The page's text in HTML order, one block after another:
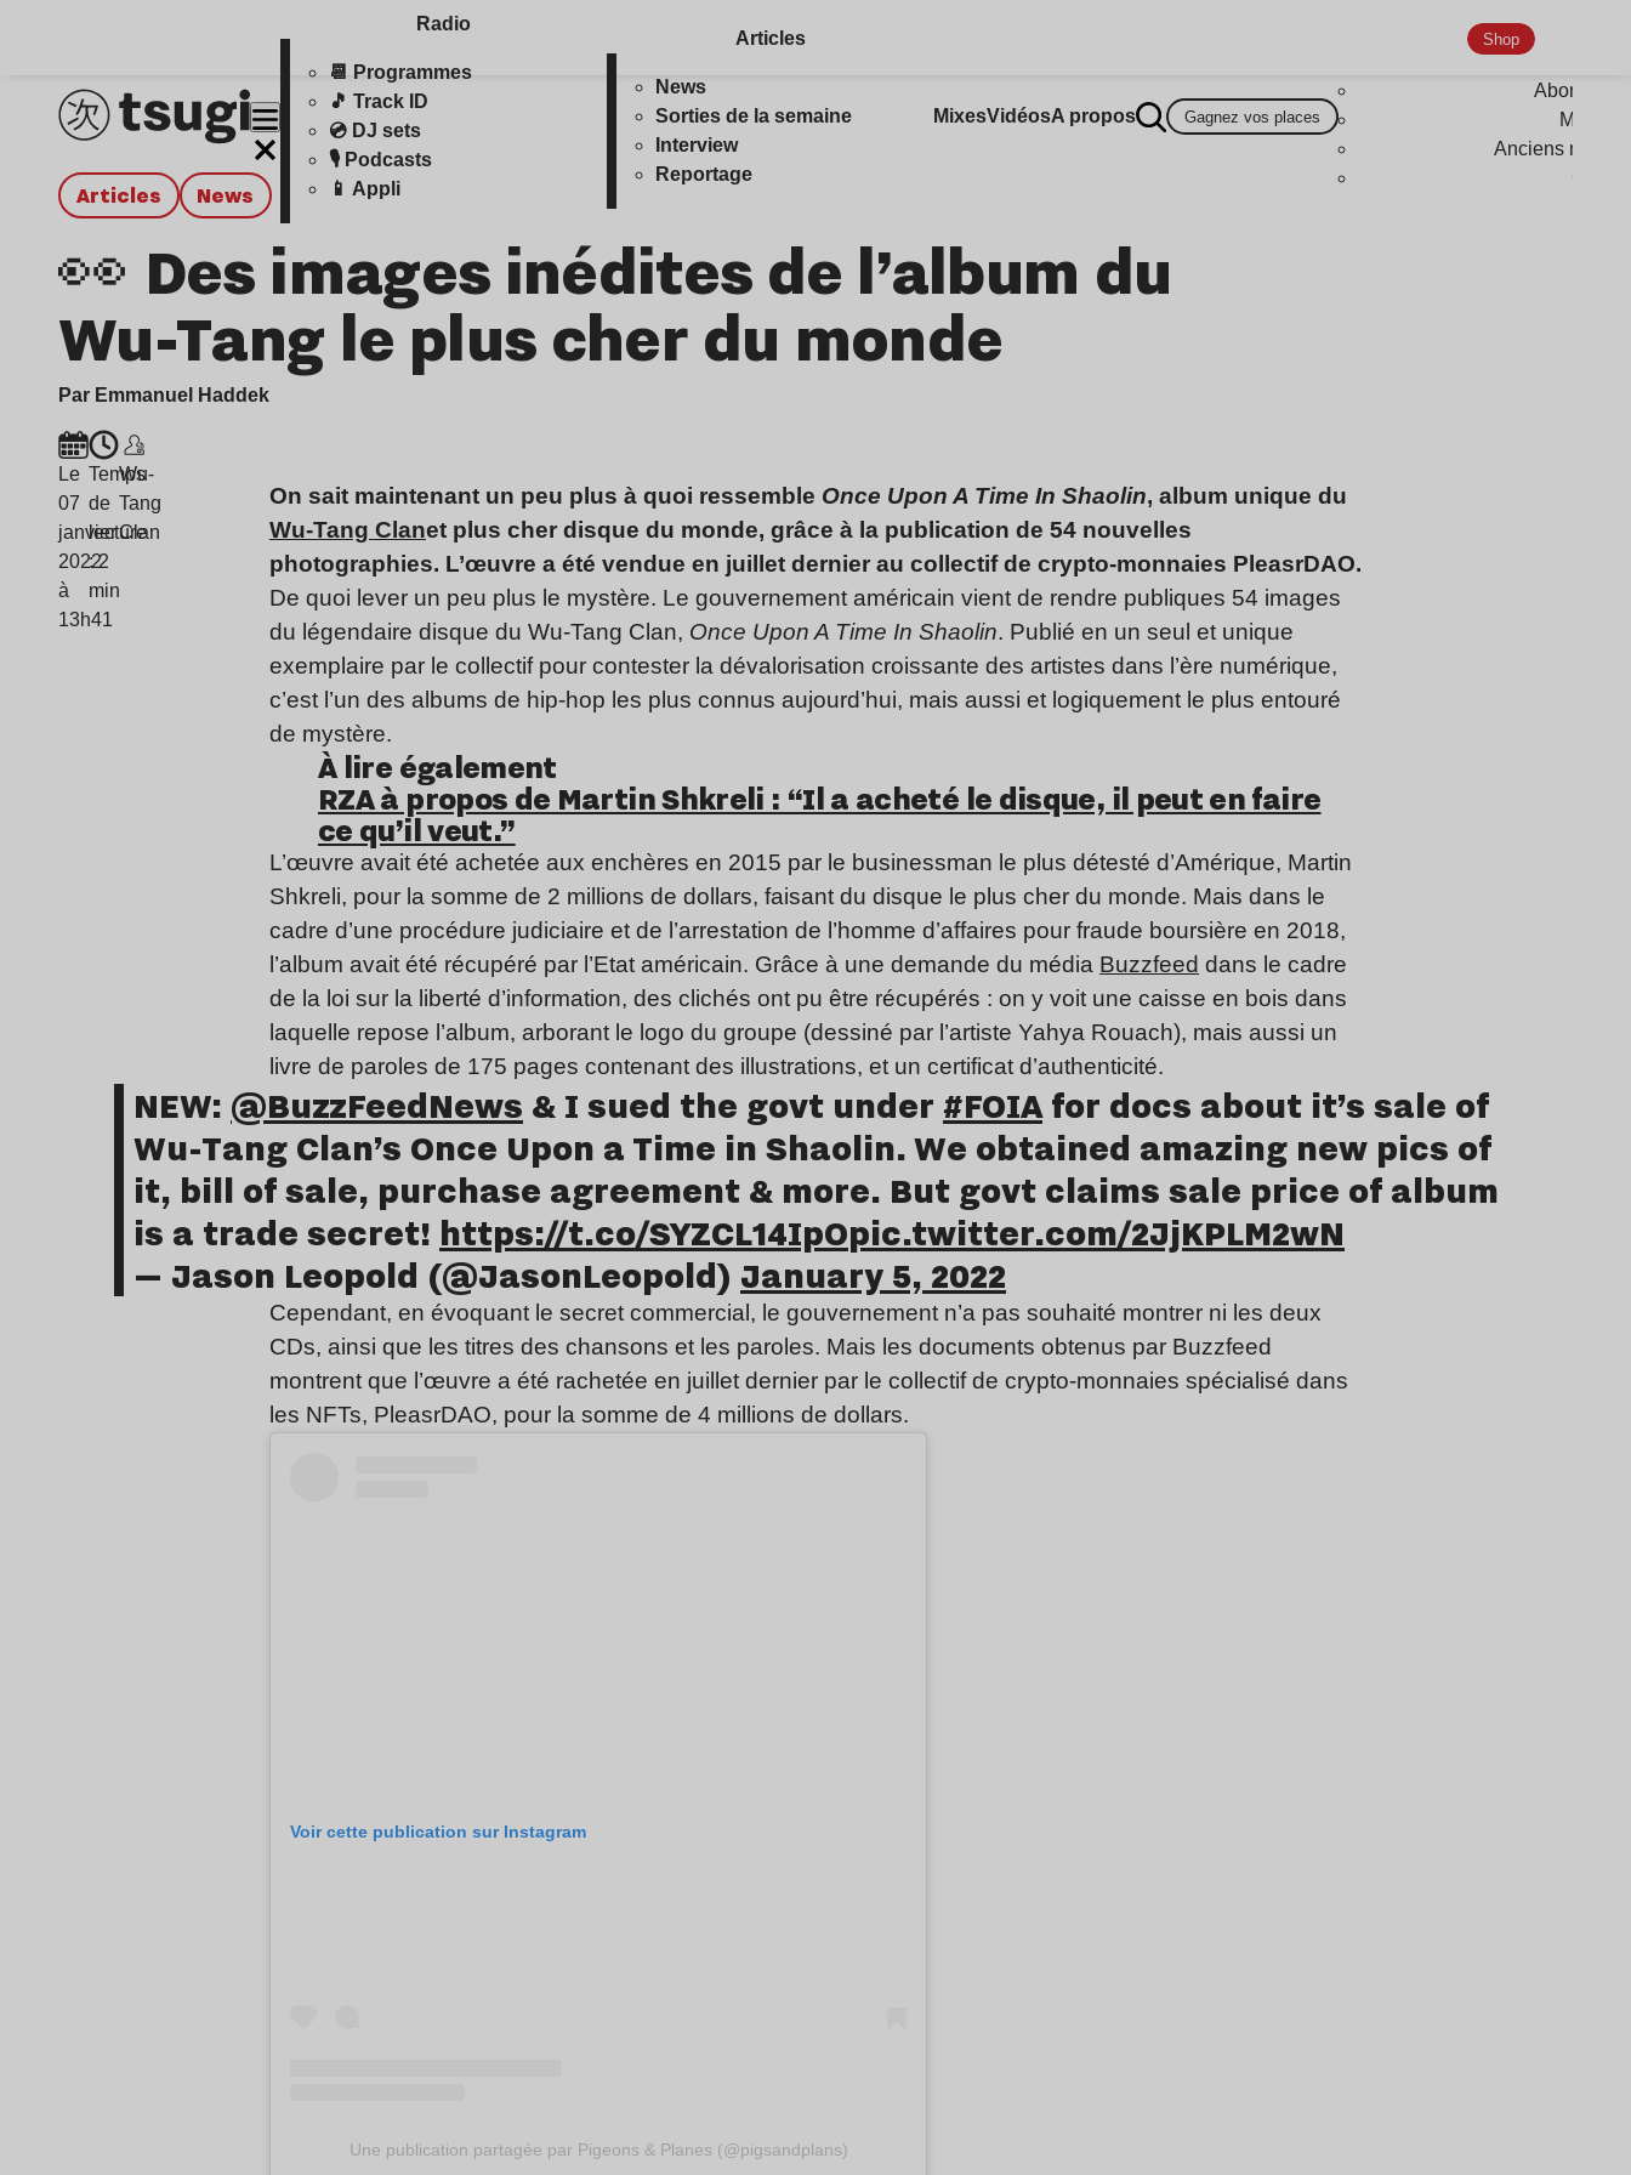
Radio
📆 Programmes
🎵 Track ID
💿 DJ sets
🎙️ Podcasts
📱 Appli
Articles
News
Sorties de la semaine
Interview
Reportage
MixesVidéosA propos Gagnez vos places
Shop
Anciens
Articles news
👀 Des images inédites de l’album du
Wu-Tang le plus cher du monde
Par Emmanuel Haddek
Le
07
janvier
2022
à
13h41
Temps
de
lecture
: 2
min
Wu-
Tang
Clan
On sait maintenant un peu plus à quoi ressemble Once Upon A Time In Shaolin, album unique du
Wu-Tang Clanet plus cher disque du monde, grâce à la publication de 54 nouvelles
photographies. L’œuvre a été vendue en juillet dernier au collectif de crypto-monnaies PleasrDAO.
De quoi lever un peu plus le mystère. Le gouvernement américain vient de rendre publiques 54 images
du légendaire disque du Wu-Tang Clan, Once Upon A Time In Shaolin. Publié en un seul et unique
exemplaire par le collectif pour contester la dévalorisation croissante des artistes dans l’ère numérique,
c’est l’un des albums de hip-hop les plus connus aujourd’hui, mais aussi et logiquement le plus entouré
de mystère.
À lire également
RZAà propos de Martin Shkreli : “Il a acheté le disque, il peut en faire
ce qu’il veut.”
L’œuvre avait été achetée aux enchères en 2015 par le businessman le plus détesté d’Amérique, Martin
Shkreli, pour la somme de 2 millions de dollars, faisant du disque le plus cher du monde. Mais dans le
cadre d’une procédure judiciaire et de l’arrestation de l’homme d’affaires pour fraude boursière en 2018,
l’album avait été récupéré par l’Etat américain. Grâce à une demande du média Buzzfeed dans le cadre
de la loi sur la liberté d’information, des clichés ont pu être récupérés : on y voit une caisse en bois dans
laquelle repose l’album, arborant le logo du groupe (dessiné par l’artiste Yahya Rouach), mais aussi un
livre de paroles de 175 pages contenant des illustrations, et un certificat d’authenticité.
NEW: @BuzzFeedNews & I sued the govt under #FOIAfor docs about it’s sale of
Wu-Tang Clan’s Once Upon a Time in Shaolin. We obtained amazing new pics of
it, bill of sale, purchase agreement & more. But govt claims sale price of album
is a trade secret! https://t.co/SYZCL14IpOpic.twitter.com/2JjKPLM2wN
— Jason Leopold (@JasonLeopold) January 5, 2022
Cependant, en évoquant le secret commercial, le gouvernement n’a pas souhaité montrer ni les deux
CDs, ainsi que les titres des chansons et les paroles. Mais les documents obtenus par Buzzfeed
montrent que l’œuvre a été rachetée en juillet dernier par le collectif de crypto-monnaies spécialisé dans
les NFTs, PleasrDAO, pour la somme de 4 millions de dollars.
Voir cette publication sur Instagram
Une publication partagée par Pigeons & Planes (@pigsandplans)